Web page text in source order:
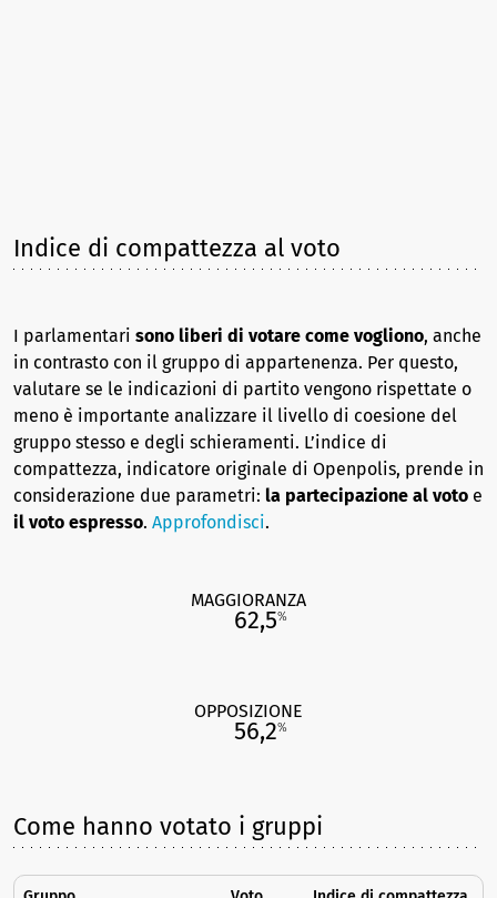
Indice di compattezza al voto
I parlamentari sono liberi di votare come vogliono, anche
in contrasto con il gruppo di appartenenza. Per questo,
valutare se le indicazioni di partito vengono rispettate o
meno è importante analizzare il livello di coesione del
gruppo stesso e degli schieramenti. L’indice di
compattezza, indicatore originale di Openpolis, prende in
considerazione due parametri: la partecipazione al voto e
il voto espresso. Approfondisci.
MAGGIORANZA
62,5%
OPPOSIZIONE
56,2%
Come hanno votato i gruppi